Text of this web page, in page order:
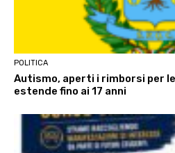
POLITICA
Autismo, aperti i rimborsi per
estende fino ai 17 anni